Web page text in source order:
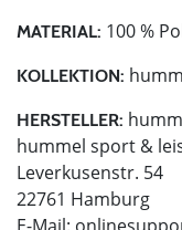
MATERIAL: 100 %
KOLLEKTION:
HERSTELLER:
hummel sport &
Leverkusenstr. 54
22761 Hamburg